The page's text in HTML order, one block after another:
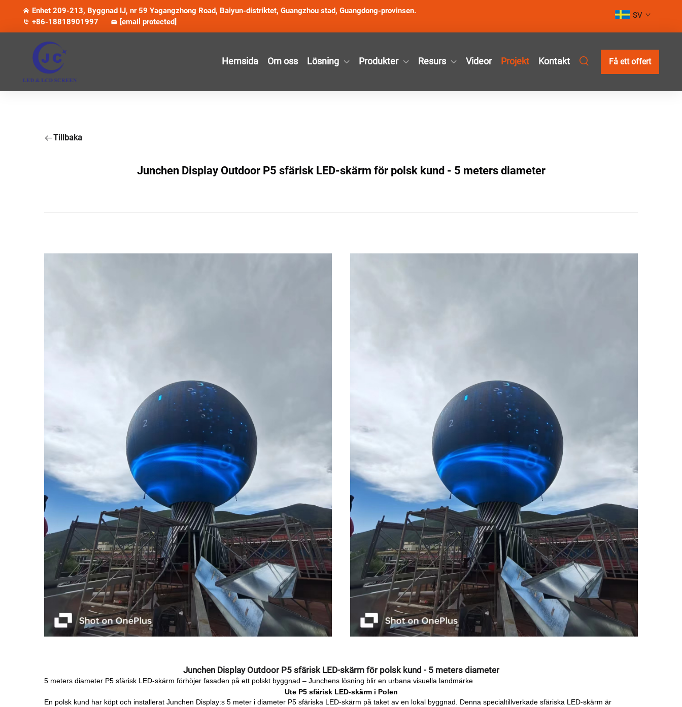
Enhet 209-213, Byggnad IJ, nr 59 Yagangzhong Road, Baiyun-distriktet, Guangzhou stad, Guangdong-provinsen.
+86-18818901997
[email protected]
SV
Hemsida Om oss Lösning Produkter Resurs Videor Projekt Kontakt Få ett offert
Tillbaka
Junchen Display Outdoor P5 sfärisk LED-skärm för polsk kund - 5 meters diameter
Junchen Display Outdoor P5 sfärisk LED-skärm för polsk kund - 5 meters diameter
5 meters diameter P5 sfärisk LED-skärm förhöjer fasaden på ett polskt byggnad – Junchens lösning blir en urbana visuella landmärke
Ute P5 sfärisk LED-skärm i Polen
En polsk kund har köpt och installerat Junchen Display:s 5 meter i diameter P5 sfäriska LED-skärm på taket av en lokal byggnad. Denna specialtillverkade sfäriska LED-skärm är